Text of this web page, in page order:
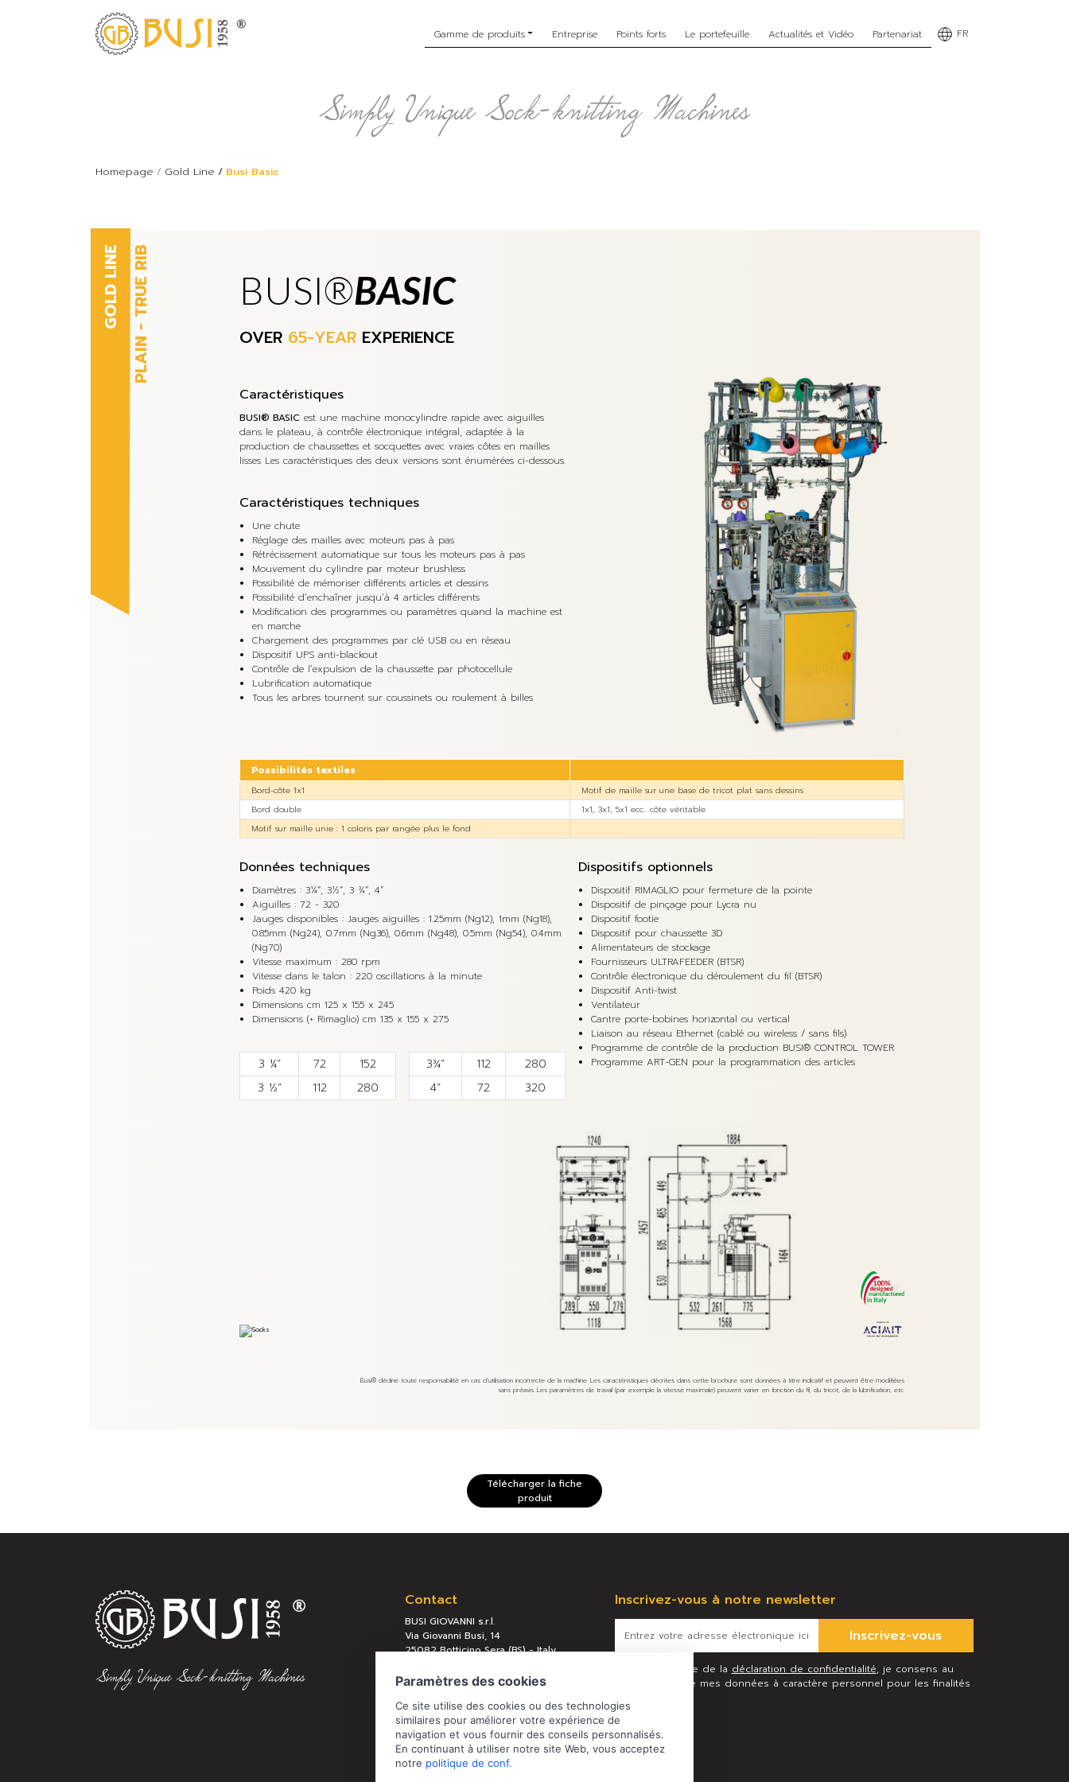
Gamme de produits Entreprise Points forts Le portefeuille Actualités et Vidéo Partenariat FR
Homepage Gold Line Busi Basic
GOLD LINEPLAIN - TRUE RIB BUSI®BASIC
OVER 65-YEAR EXPERIENCE
Caractéristiques
BUSI® BASIC est une machine monocylindre rapide avec aiguilles
dans le plateau, à contrôle électronique intégral, adaptée à la
production de chaussettes et socquettes avec vraies côtes en mailles
lisses Les caractéristiques des deux versions sont énumérées ci-dessous.
Caractéristiques techniques
Une chute
Réglage des mailles avec moteurs pas à pas
Rétrécissement automatique sur tous les moteurs pas à pas
Mouvement du cylindre par moteur brushless
Possibilité de mémoriser différents articles et dessins
Possibilité d’enchaîner jusqu’à 4 articles différents
Modification des programmes ou paramètres quand la machine est
en marche
Chargement des programmes par clé USB ou en réseau
Dispositif UPS anti-blackout
Contrôle de l’expulsion de la chaussette par photocellule
Lubrification automatique
Tous les arbres tournent sur coussinets ou roulement à billes
Possibilités textiles
Bord-côte 1x1
Motif de maille sur une base de tricot plat sans dessins
Bord double
1x1, 3x1, 5x1 ecc.. côte véritable
Motif sur maille unie : 1 coloris par rangée plus le fond
Données techniques
Diamètres : 3¼”, 3½”, 3 ¾”, 4”
Aiguilles : 72 - 320
Jauges disponibles : Jauges aiguilles : 1.25mm (Ng12), 1mm (Ng18),
0.85mm (Ng24), 0.7mm (Ng36), 0.6mm (Ng48), 0.5mm (Ng54), 0.4mm
(Ng70)
Vitesse maximum : 280 rpm
Vitesse dans le talon : 220 oscillations à la minute
Poids 420 kg
Dimensions cm 125 x 155 x 245
Dimensions (+ Rimaglio) cm 135 x 155 x 275
3 ¼” 72
152
3 ½”
112 280
3¾” 112
280
4”
72 320
Dispositifs optionnels
Dispositif RIMAGLIO pour fermeture de la pointe
Dispositif de pinçage pour Lycra nu
Dispositif footie
Dispositif pour chaussette 3D
Alimentateurs de stockage
Fournisseurs ULTRAFEEDER (BTSR)
Contrôle électronique du déroulement du fil (BTSR)
Dispositif Anti-twist
Ventilateur
Cantre porte-bobines horizontal ou vertical
Liaison au réseau Ethernet (cablé ou wireless / sans fils)
Programme de contrôle de la production BUSI® CONTROL TOWER
Programme ART-GEN pour la programmation des articles
Busi® décline toute responsabilité en cas d’utilisation incorrecte de la machine. Les caractéristiques décrites dans cette brochure sont données à titre indicatif et peuvent être modifiées
sans préavis. Les paramètres de travail (par exemple la vitesse maximale) peuvent varier en fonction du fil, du tricot, de la lubrification, etc.
Télécharger la fiche
produit
Contact
BUSI GIOVANNI s.r.l.
Via Giovanni Busi, 14
25082 Botticino Sera (BS) - Italy
REA BS 289658
Tel:
+39 030 2190304
Mail:busi@busigiovanni.com
Inscrivez-vous à notre newsletter
Inscrivez-vous
Après lecture de la déclaration de confidentialité, je consens au
traitement de mes données à caractère personnel pour les finalités